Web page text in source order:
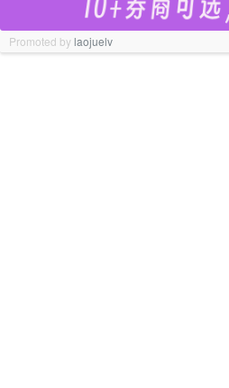
Promoted bylaojuelv